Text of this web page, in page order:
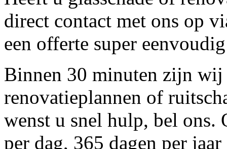
direct contact met ons op
een offerte super
Binnen 30 minuten zijn wij
renovatieplannen of
wenst u snel hulp, bel ons.
per dag, 365 dagen per